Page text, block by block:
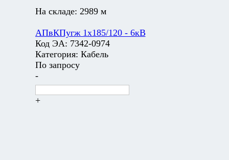
На складе: 2989 м
АПвКПугж 1х185/120 - 6кВ
Код ЭА: 7342-0974
Категория: Кабель
По запросу
-
+